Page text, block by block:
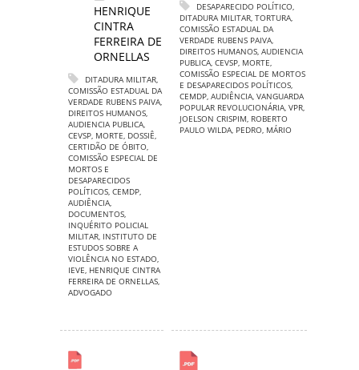
HENRIQUE
CINTRA
FERREIRA DE
ORNELLAS
DITADURA MILITAR,
COMISSÃO ESTADUAL DA
VERDADE RUBENS PAIVA,
DIREITOS HUMANOS,
AUDIENCIA PUBLICA,
CEVSP, MORTE, DOSSIÊ,
CERTIDÃO DE ÓBITO,
COMISSÃO ESPECIAL DE
MORTOS E
DESAPARECIDOS
POLÍTICOS, CEMDP,
AUDIÊNCIA,
DOCUMENTOS,
INQUÉRITO POLICIAL
MILITAR, INSTITUTO DE
ESTUDOS SOBRE A
VIOLÊNCIA NO ESTADO,
IEVE, HENRIQUE CINTRA
FERREIRA DE ORNELLAS,
ADVOGADO
DESAPARECIDO POLÍTICO,
DITADURA MILITAR, TORTURA,
COMISSÃO ESTADUAL DA
VERDADE RUBENS PAIVA,
DIREITOS HUMANOS, AUDIENCIA
PUBLICA, CEVSP, MORTE,
COMISSÃO ESPECIAL DE MORTOS
E DESAPARECIDOS POLÍTICOS,
CEMDP, AUDIÊNCIA, VANGUARDA
POPULAR REVOLUCIONÁRIA, VPR,
JOELSON CRISPIM, ROBERTO
PAULO WILDA, PEDRO, MÁRIO